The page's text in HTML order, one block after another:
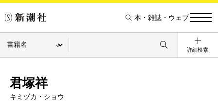
本・雑誌・ウェブ
詳細検索
君塚祥
キミヅカ・ショウ